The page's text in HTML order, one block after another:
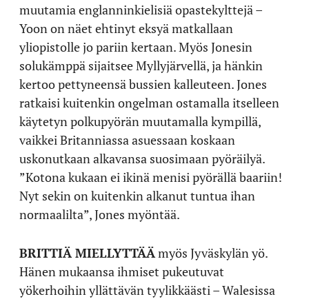
muutamia englanninkielisiä opastekylttejä –
Yoon on näet ehtinyt eksyä matkallaan
yliopistolle jo pariin kertaan. Myös Jonesin
solukämppä sijaitsee Myllyjärvellä, ja hänkin
kertoo pettyneensä bussien kalleuteen. Jones
ratkaisi kuitenkin ongelman ostamalla itselleen
käytetyn polkupyörän muutamalla kympillä,
vaikkei Britanniassa asuessaan koskaan
uskonutkaan alkavansa suosimaan pyöräilyä.
”Kotona kukaan ei ikinä menisi pyörällä baariin!
Nyt sekin on kuitenkin alkanut tuntua ihan
normaalilta”, Jones myöntää.
BRITTIÄ MIELLYTTÄÄmyös Jyväskylän yö.
Hänen mukaansa ihmiset pukeutuvat
yökerhoihin yllättävän tyylikkäästi – Walesissa